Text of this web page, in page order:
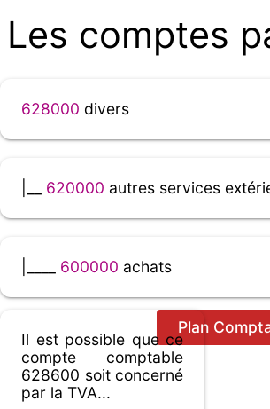
Les comptes
628000 divers
620000 autres services
600000 achats
Plan
Il est possible que ce
compte comptable
628600 soit concerné
par la TVA...